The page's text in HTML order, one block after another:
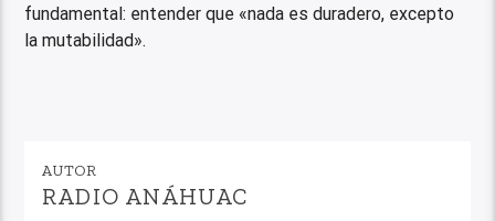
fundamental: entender que «nada es duradero, excepto
la mutabilidad».
AUTOR
RADIO ANÁHUAC